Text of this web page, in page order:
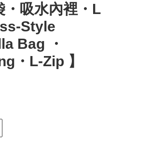
・吸水內裡・L
Bag ・
・L‑Zip 】